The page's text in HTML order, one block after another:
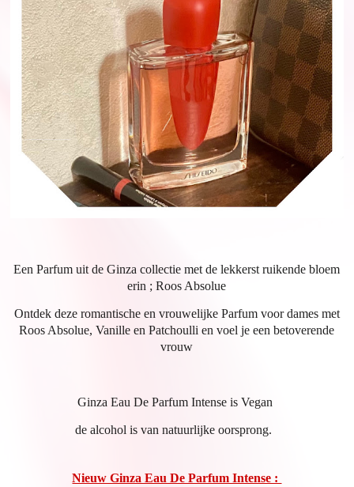
Een Parfum uit de Ginza collectie met de lekkerst ruikende bloem
erin ; Roos Absolue
Ontdek deze romantische en vrouwelijke Parfum voor dames met
Roos Absolue, Vanille en Patchoulli en voel je een betoverende
vrouw
Ginza Eau De Parfum Intense is Vegan
de alcohol is van natuurlijke oorsprong.
Nieuw Ginza Eau De Parfum Intense :